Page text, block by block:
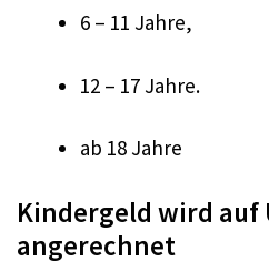
6 – 11 Jahre,
12 – 17 Jahre.
ab 18 Jahre
Kindergeld wird
angerechnet